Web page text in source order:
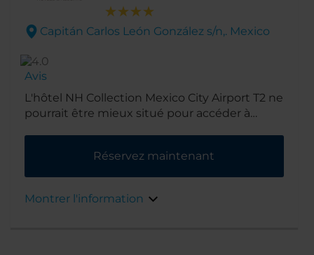
Capitán Carlos León González s/n,. Mexico
Avis
L'hôtel NH Collection Mexico City Airport T2 ne
pourrait être mieux situé pour accéder à
Mexico, à quelques secondes d'ascenseur du
hall des arrivées internationales. Élégant et
cour. Et le centre-ville de Mexico est à
Réservez maintenant
Montrer l'information